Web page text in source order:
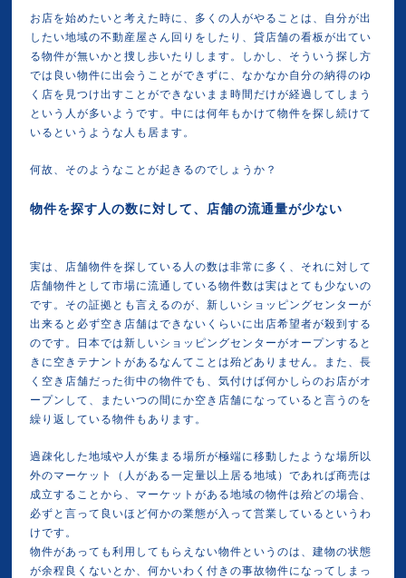
お店を始めたいと考えた時に、多くの人がやることは、自分が出
したい地域の不動産屋さん回りをしたり、貸店舗の看板が出てい
る物件が無いかと捜し歩いたりします。しかし、そういう探し方
では良い物件に出会うことができずに、なかなか自分の納得のゆ
く店を見つけ出すことができないまま時間だけが経過してしまう
という人が多いようです。中には何年もかけて物件を探し続けて
いるというような人も居ます。
何故、そのようなことが起きるのでしょうか？
物件を探す人の数に対して、店舗の流通量が少ない
実は、店舗物件を探している人の数は非常に多く、それに対して
店舗物件として市場に流通している物件数は実はとても少ないの
です。その証拠とも言えるのが、新しいショッピングセンターが
出来ると必ず空き店舗はできないくらいに出店希望者が殺到する
のです。日本では新しいショッピングセンターがオープンすると
きに空きテナントがあるなんてことは殆どありません。また、長
く空き店舗だった街中の物件でも、気付けば何かしらのお店がオ
ープンして、またいつの間にか空き店舗になっていると言うのを
繰り返している物件もあります。
過疎化した地域や人が集まる場所が極端に移動したような場所以
外のマーケット（人がある一定量以上居る地域）であれば商売は
成立することから、マーケットがある地域の物件は殆どの場合、
必ずと言って良いほど何かの業態が入って営業しているというわ
けです。
物件があっても利用してもらえない物件というのは、建物の状態
が余程良くないとか、何かいわく付きの事故物件になってしまっ